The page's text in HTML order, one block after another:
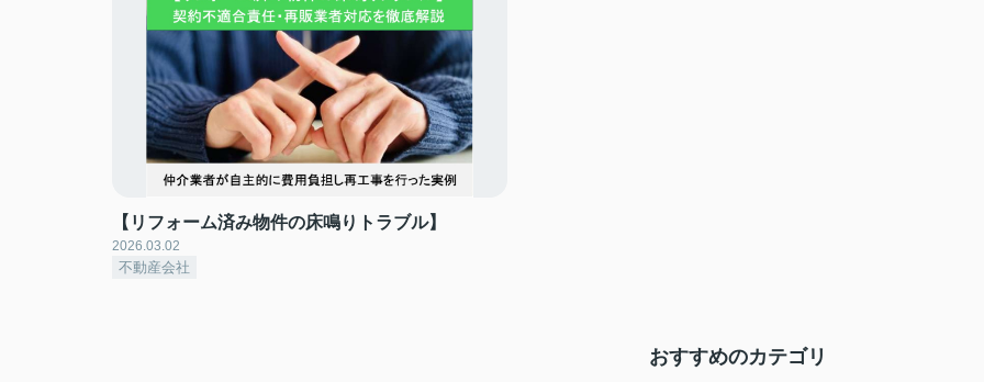
【リフォーム済み物件の床鳴りトラブル】
2026.03.02
不動産会社
おすすめのカテゴリ